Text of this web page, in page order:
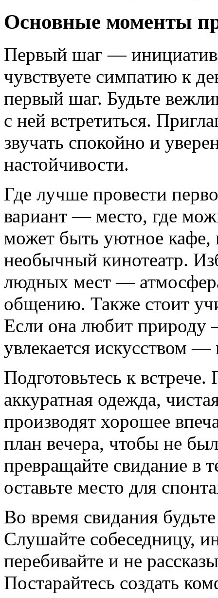
Основные моменты
Первый шаг —
чувствуете симпатию к
первый шаг. Будьте
с ней встретиться.
звучать спокойно и
настойчивости.
Где лучше провести
вариант — место, где
может быть уютное кафе,
необычный кинотеатр.
людных мест —
общению. Также стоит
Если она любит природу
увлекается искусством —
Подготовьтесь к
аккуратная одежда,
производят хорошее
план вечера, чтобы не
превращайте свидание в
оставьте место для
Во время свидания
Слушайте собеседницу,
перебивайте и не
Постарайтесь создать